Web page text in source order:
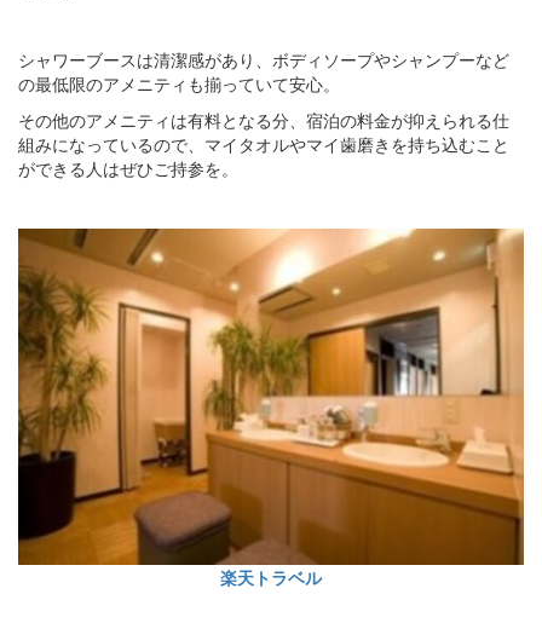
シャワーブースは清潔感があり、ボディソープやシャンプーなど
の最低限のアメニティも揃っていて安心。
その他のアメニティは有料となる分、宿泊の料金が抑えられる仕
組みになっているので、マイタオルやマイ歯磨きを持ち込むこと
ができる人はぜひご持参を。
楽天トラベル